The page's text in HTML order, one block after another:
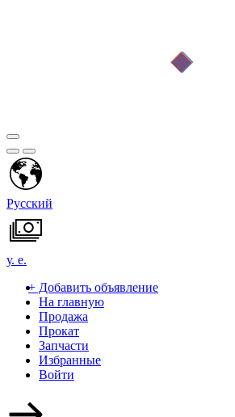
Русский
у. е.
+ Добавить объявление
На главную
Продажа
Прокат
Запчасти
Избранные
Войти